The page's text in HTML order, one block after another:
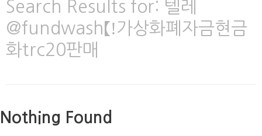
Search Results for: 텔레
@fundwash【ǃ가상화폐자금현금
화trc20판매
Nothing Found